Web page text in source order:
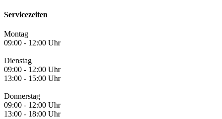
Servicezeiten
Montag
09:00 - 12:00 Uhr
Dienstag
09:00 - 12:00 Uhr
13:00 - 15:00 Uhr
Donnerstag
09:00 - 12:00 Uhr
13:00 - 18:00 Uhr